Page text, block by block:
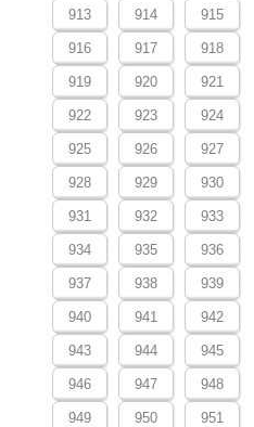
913 914 915
916 917 918
919 920 921
922 923 924
925 926 927
928 929 930
931 932 933
934 935 936
937 938 939
940 941 942
943 944 945
946 947 948
949 950 951